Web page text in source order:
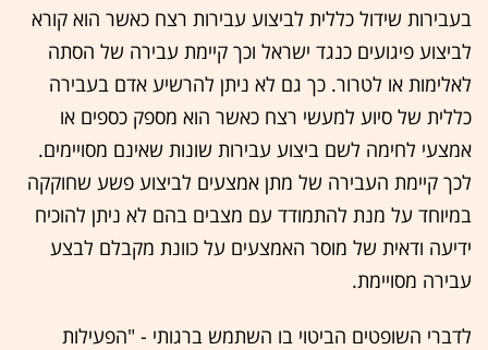
בעבירות שידול כללית לביצוע עבירות רצח כאשר הוא קורא
לביצוע פיגועים כנגד ישראל וכך קיימת עבירה של הסתה
לאלימות או לטרור. כך גם לא ניתן להרשיע אדם בעבירה
כללית של סיוע למעשי רצח כאשר הוא מספק כספים או
אמצעי לחימה לשם ביצוע עבירות שונות שאינם מסויימים.
לכך קיימת העבירה של מתן אמצעים לביצוע פשע שחוקקה
במיוחד על מנת להתמודד עם מצבים בהם לא ניתן להוכיח
ידיעה ודאית של מוסר האמצעים על כוונת מקבלם לבצע
עבירה מסויימת.
לדברי השופטים הביטוי בו השתמש ברגותי - "הפעילות